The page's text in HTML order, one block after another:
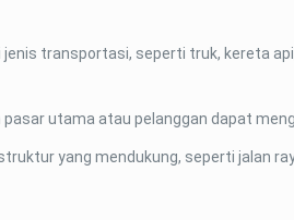
jenis transportasi, seperti truk, kereta
pasar utama atau pelanggan dapat
yang mendukung, seperti jalan